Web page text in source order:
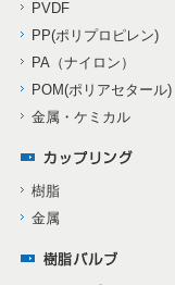
PVDF
PP(ポリプロピレン)
PA（ナイロン）
POM(ポリアセタール)
金属・ケミカル
樹脂
金属